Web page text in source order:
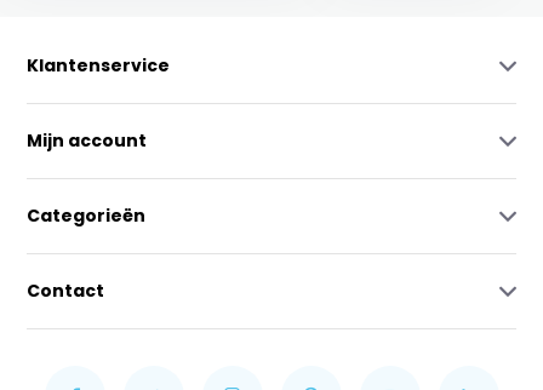
Klantenservice
Mijn account
Categorieën
Contact